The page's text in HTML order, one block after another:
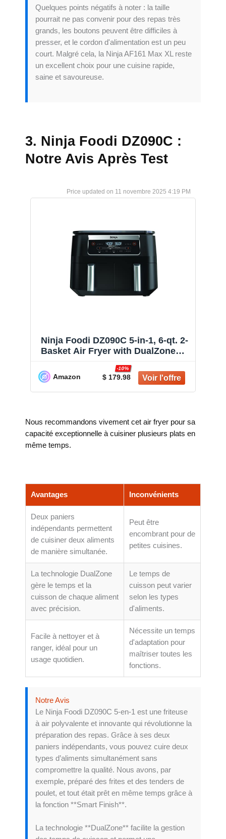
Quelques points négatifs à noter : la taille
pourrait ne pas convenir pour des repas très
grands, les boutons peuvent être difficiles à
presser, et le cordon d'alimentation est un peu
court. Malgré cela, la Ninja AF161 Max XL reste
un excellent choix pour une cuisine rapide,
saine et savoureuse.
3. Ninja Foodi DZ090C :
Notre Avis Après Test
11 novembre 2025 4:19 PM
Ninja Foodi DZ090C 5-in-1, 6-qt. 2-
Basket Air Fryer with DualZone
Amazon $ 179.98
-10%
Nous recommandons vivement cet air fryer pour sa
capacité exceptionnelle à cuisiner plusieurs plats en
même temps.
Avantages Inconvénients
Deux paniers
indépendants permettent
de cuisiner deux aliments
de manière simultanée.
Peut être
encombrant pour de
petites cuisines.
La technologie DualZone
gère le temps et la
cuisson de chaque aliment
avec précision.
Le temps de
cuisson peut varier
selon les types
d'aliments.
Facile à nettoyer et à
ranger, idéal pour un
usage quotidien.
Nécessite un temps
d'adaptation pour
maîtriser toutes les
fonctions.
Notre Avis
Le Ninja Foodi DZ090C 5-en-1 est une friteuse
à air polyvalente et innovante qui révolutionne la
préparation des repas. Grâce à ses deux
paniers indépendants, vous pouvez cuire deux
types d’aliments simultanément sans
compromettre la qualité. Nous avons, par
exemple, préparé des frites et des tenders de
poulet, et tout était prêt en même temps grâce à
la fonction **Smart Finish**.
La technologie **DualZone** facilite la gestion